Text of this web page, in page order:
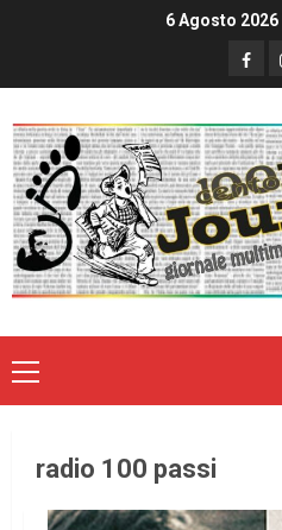
6 Agosto 2026
radio 100 passi